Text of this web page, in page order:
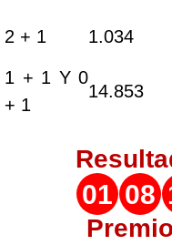
2 + 1 1.034
1 + 1 Y 0
+ 1
14.853
01 08